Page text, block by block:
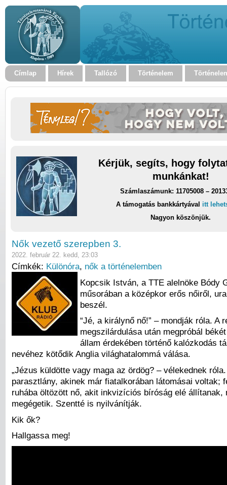
Címlap Hírek Tallózó Történelem
Kérjük, segíts, hogy
munkánkat!
Számlaszámunk: 11705008 –
A támogatás bankkártyával itt
Nagyon köszönjük.
Nők vezető szerepben 3.
2022. február 22. kedd, 23:03
Címkék: Különóra, nők a történelemben
Kopcsik István, a TTE alelnöke Bódy
műsorában a középkor erős nőiről,
beszél.
“Jé, a királynő nő!” – mondják róla. A
megszilárdulása után megpróbál
állam érdekében történő kalózkodás
nevéhez kötődik Anglia világhatalommá válása.
„Jézus küldötte vagy maga az ördög? – vélekednek
parasztlány, akinek már fiatalkorában látomásai voltak;
ruhába öltözött nő, akit inkvizíciós bíróság elé állítanak,
megégetik. Szentté is nyilvánítják.
Kik ők?
Hallgassa meg!